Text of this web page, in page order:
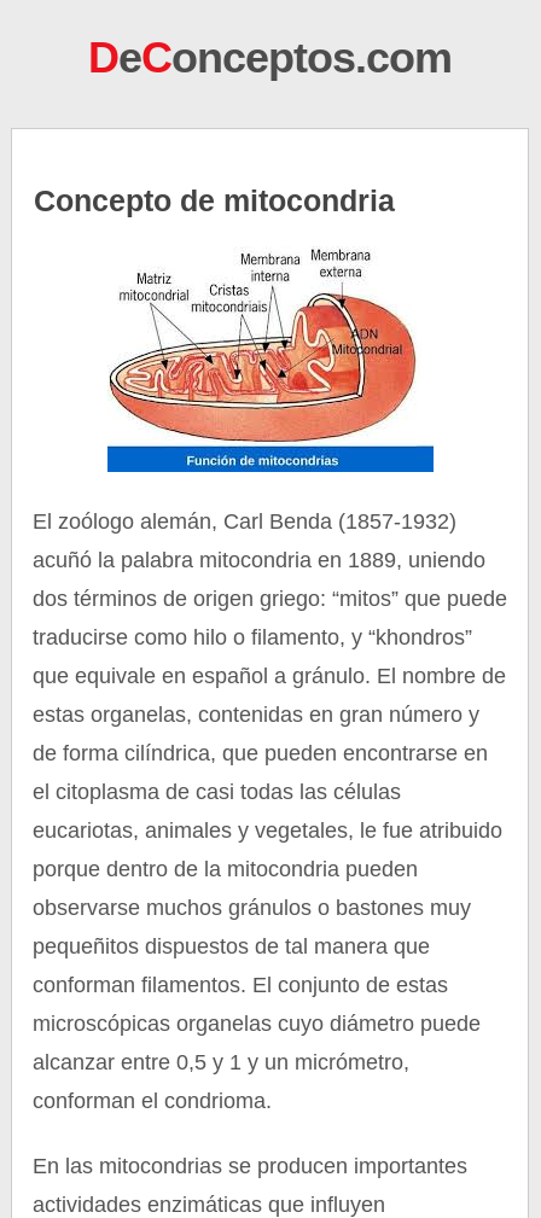
DeConceptos.com
Concepto de mitocondria
El zoólogo alemán, Carl Benda (1857-1932)
acuñó la palabra mitocondria en 1889, uniendo
dos términos de origen griego: “mitos” que puede
traducirse como hilo o filamento, y “khondros”
que equivale en español a gránulo. El nombre de
estas organelas, contenidas en gran número y
de forma cilíndrica, que pueden encontrarse en
el citoplasma de casi todas las células
eucariotas, animales y vegetales, le fue atribuido
porque dentro de la mitocondria pueden
observarse muchos gránulos o bastones muy
pequeñitos dispuestos de tal manera que
conforman filamentos. El conjunto de estas
microscópicas organelas cuyo diámetro puede
alcanzar entre 0,5 y 1 y un micrómetro,
conforman el condrioma.
En las mitocondrias se producen importantes
actividades enzimáticas que influyen